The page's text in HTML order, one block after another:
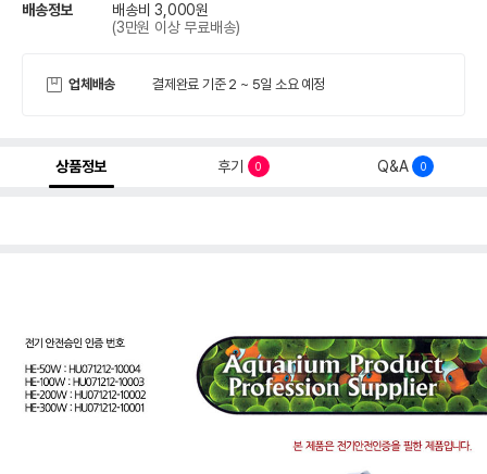
배송정보
배송비 3,000원
(3만원 이상 무료배송)
업체배송 결제완료 기준 2 ~ 5일 소요 예정
상품정보 후기 0 Q&A 0